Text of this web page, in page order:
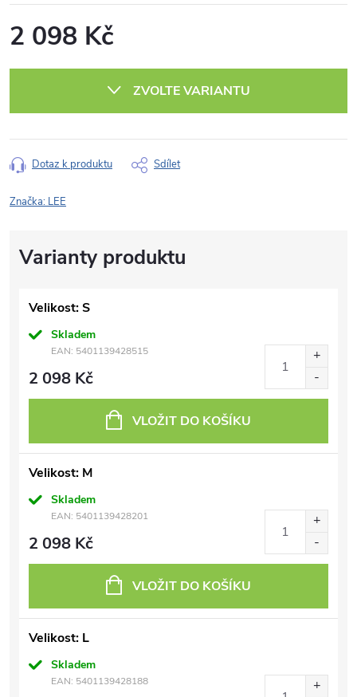
2 098 Kč
ZVOLTE VARIANTU
Dotaz k produktu Sdílet
Značka: LEE
Velikost: S
Skladem
EAN: 5401139428515
2 098 Kč
VLOŽIT DO KOŠÍKU
Velikost: M
Skladem
EAN: 5401139428201
2 098 Kč
VLOŽIT DO KOŠÍKU
Velikost: L
Skladem
EAN: 5401139428188